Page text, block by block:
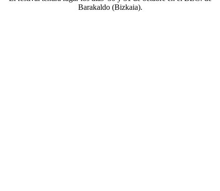
Barakaldo (Bizkaia).